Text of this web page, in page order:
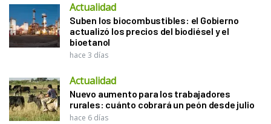
Actualidad
Suben los biocombustibles: el Gobierno
actualizó los precios del biodiésel y el
bioetanol
hace 3 días
Actualidad
Nuevo aumento para los trabajadores
rurales: cuánto cobrará un peón desde julio
hace 6 días